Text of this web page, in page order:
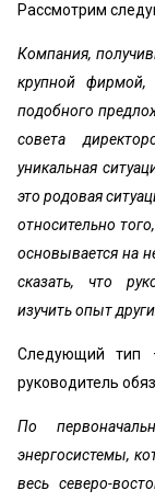
Рассмотрим
Компания,
крупной фирмой,
подобного
совета
уникальная
это родовая
относительно
основывается на
сказать, что
изучить опыт
Следующий тип
руководитель
По
энергосистемы,
весь северо-